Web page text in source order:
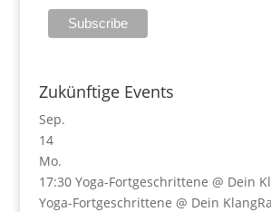
Zukünftige Events
Sep.
14
Mo.
17:30 Yoga-Fortgeschrittene @ Dein
Yoga-Fortgeschrittene @ Dein